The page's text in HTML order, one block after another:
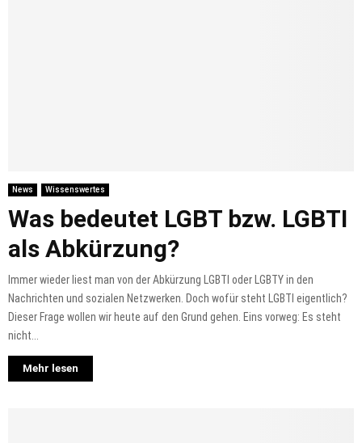
News Wissenswertes
Was bedeutet LGBT bzw. LGBTI
als Abkürzung?
Immer wieder liest man von der Abkürzung LGBTI oder LGBTY in den
Nachrichten und sozialen Netzwerken. Doch wofür steht LGBTI eigentlich?
Dieser Frage wollen wir heute auf den Grund gehen. Eins vorweg: Es steht
nicht...
Mehr lesen